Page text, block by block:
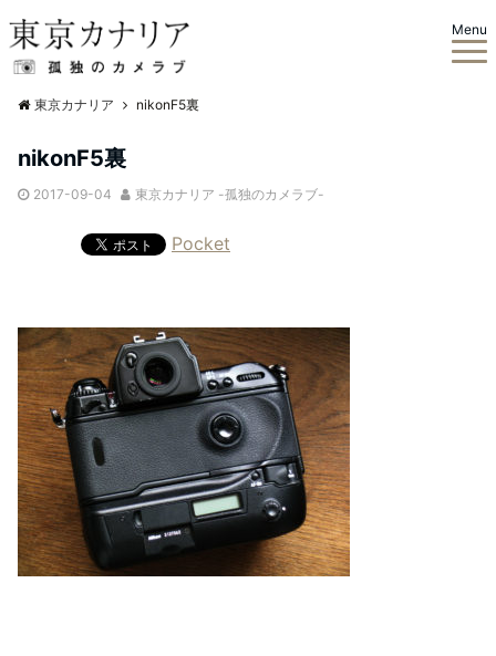
Menu
東京カナリア nikonF5裏
nikonF5裏
2017-09-04 東京カナリア -孤独のカメラブ-
Pocket